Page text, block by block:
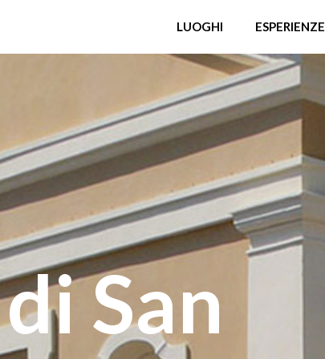
LUOGHI ESPERIENZE
San